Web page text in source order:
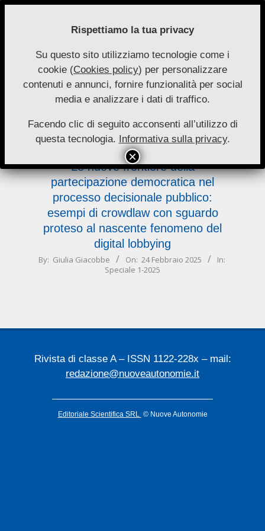
Skip
Nuove
Autonomie
Primary
Navigation
Menu
Le nuove frontiere della
partecipazione democratica nel
processo decisionale pubblico:
esempi di crowdlaw con sguardo
proteso al nascente fenomeno del
digital lobbying
2025-
By: Giulia Giacobbe On: 24 Febbraio 2025
In:
Speciale 1-2025
Rivista di classe A – ISSN 1122-228x – mail:
redazione@nuoveautonomie.it
Editoriale Scientifica SRL © Nuove Autonomie
Rispettiamo la tua privacy
Su questo sito utilizziamo tecnologie come i
cookie (Cookies policy) per personalizzare
contenuti e annunci, fornire funzionalità per social
media e analizzare i dati di traffico.
Facendo clic di seguito acconsenti all’utilizzo di
questa tecnologia. Informativa sulla privacy.